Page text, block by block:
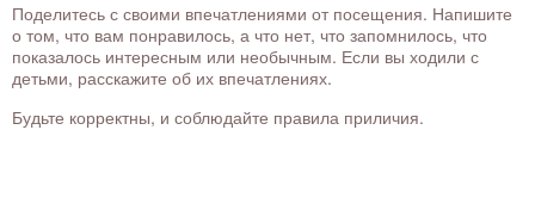
Поделитесь с своими впечатлениями от посещения. Напишите
о том, что вам понравилось, а что нет, что запомнилось, что
показалось интересным или необычным. Если вы ходили с
детьми, расскажите об их впечатлениях.
Будьте корректны, и соблюдайте правила приличия.